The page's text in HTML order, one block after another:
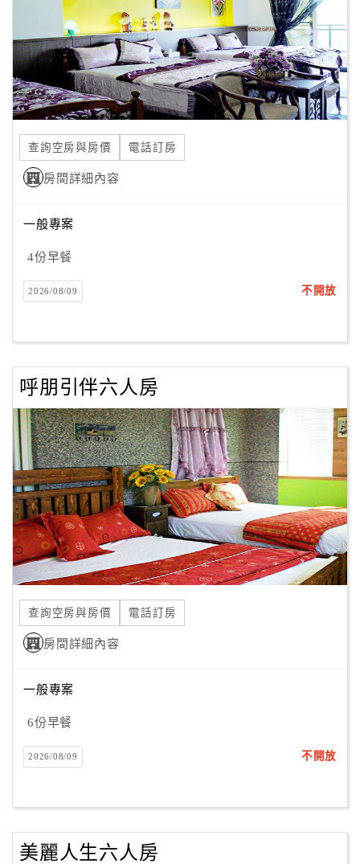
計
劃
商
品
宣
傳
查詢空房與房價 電話訂房
房間詳細內容
一般專案
4份早餐
2026/08/09 不開放
呼朋引伴六人房
查詢空房與房價 電話訂房
房間詳細內容
一般專案
6份早餐
2026/08/09 不開放
美麗人生六人房